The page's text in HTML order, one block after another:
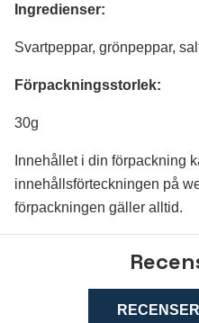
Ingredienser:
Svartpeppar, grönpeppar,
Förpackningsstorlek:
30g
Innehållet i din förpackning
innehållsförteckningen på
förpackningen gäller alltid.